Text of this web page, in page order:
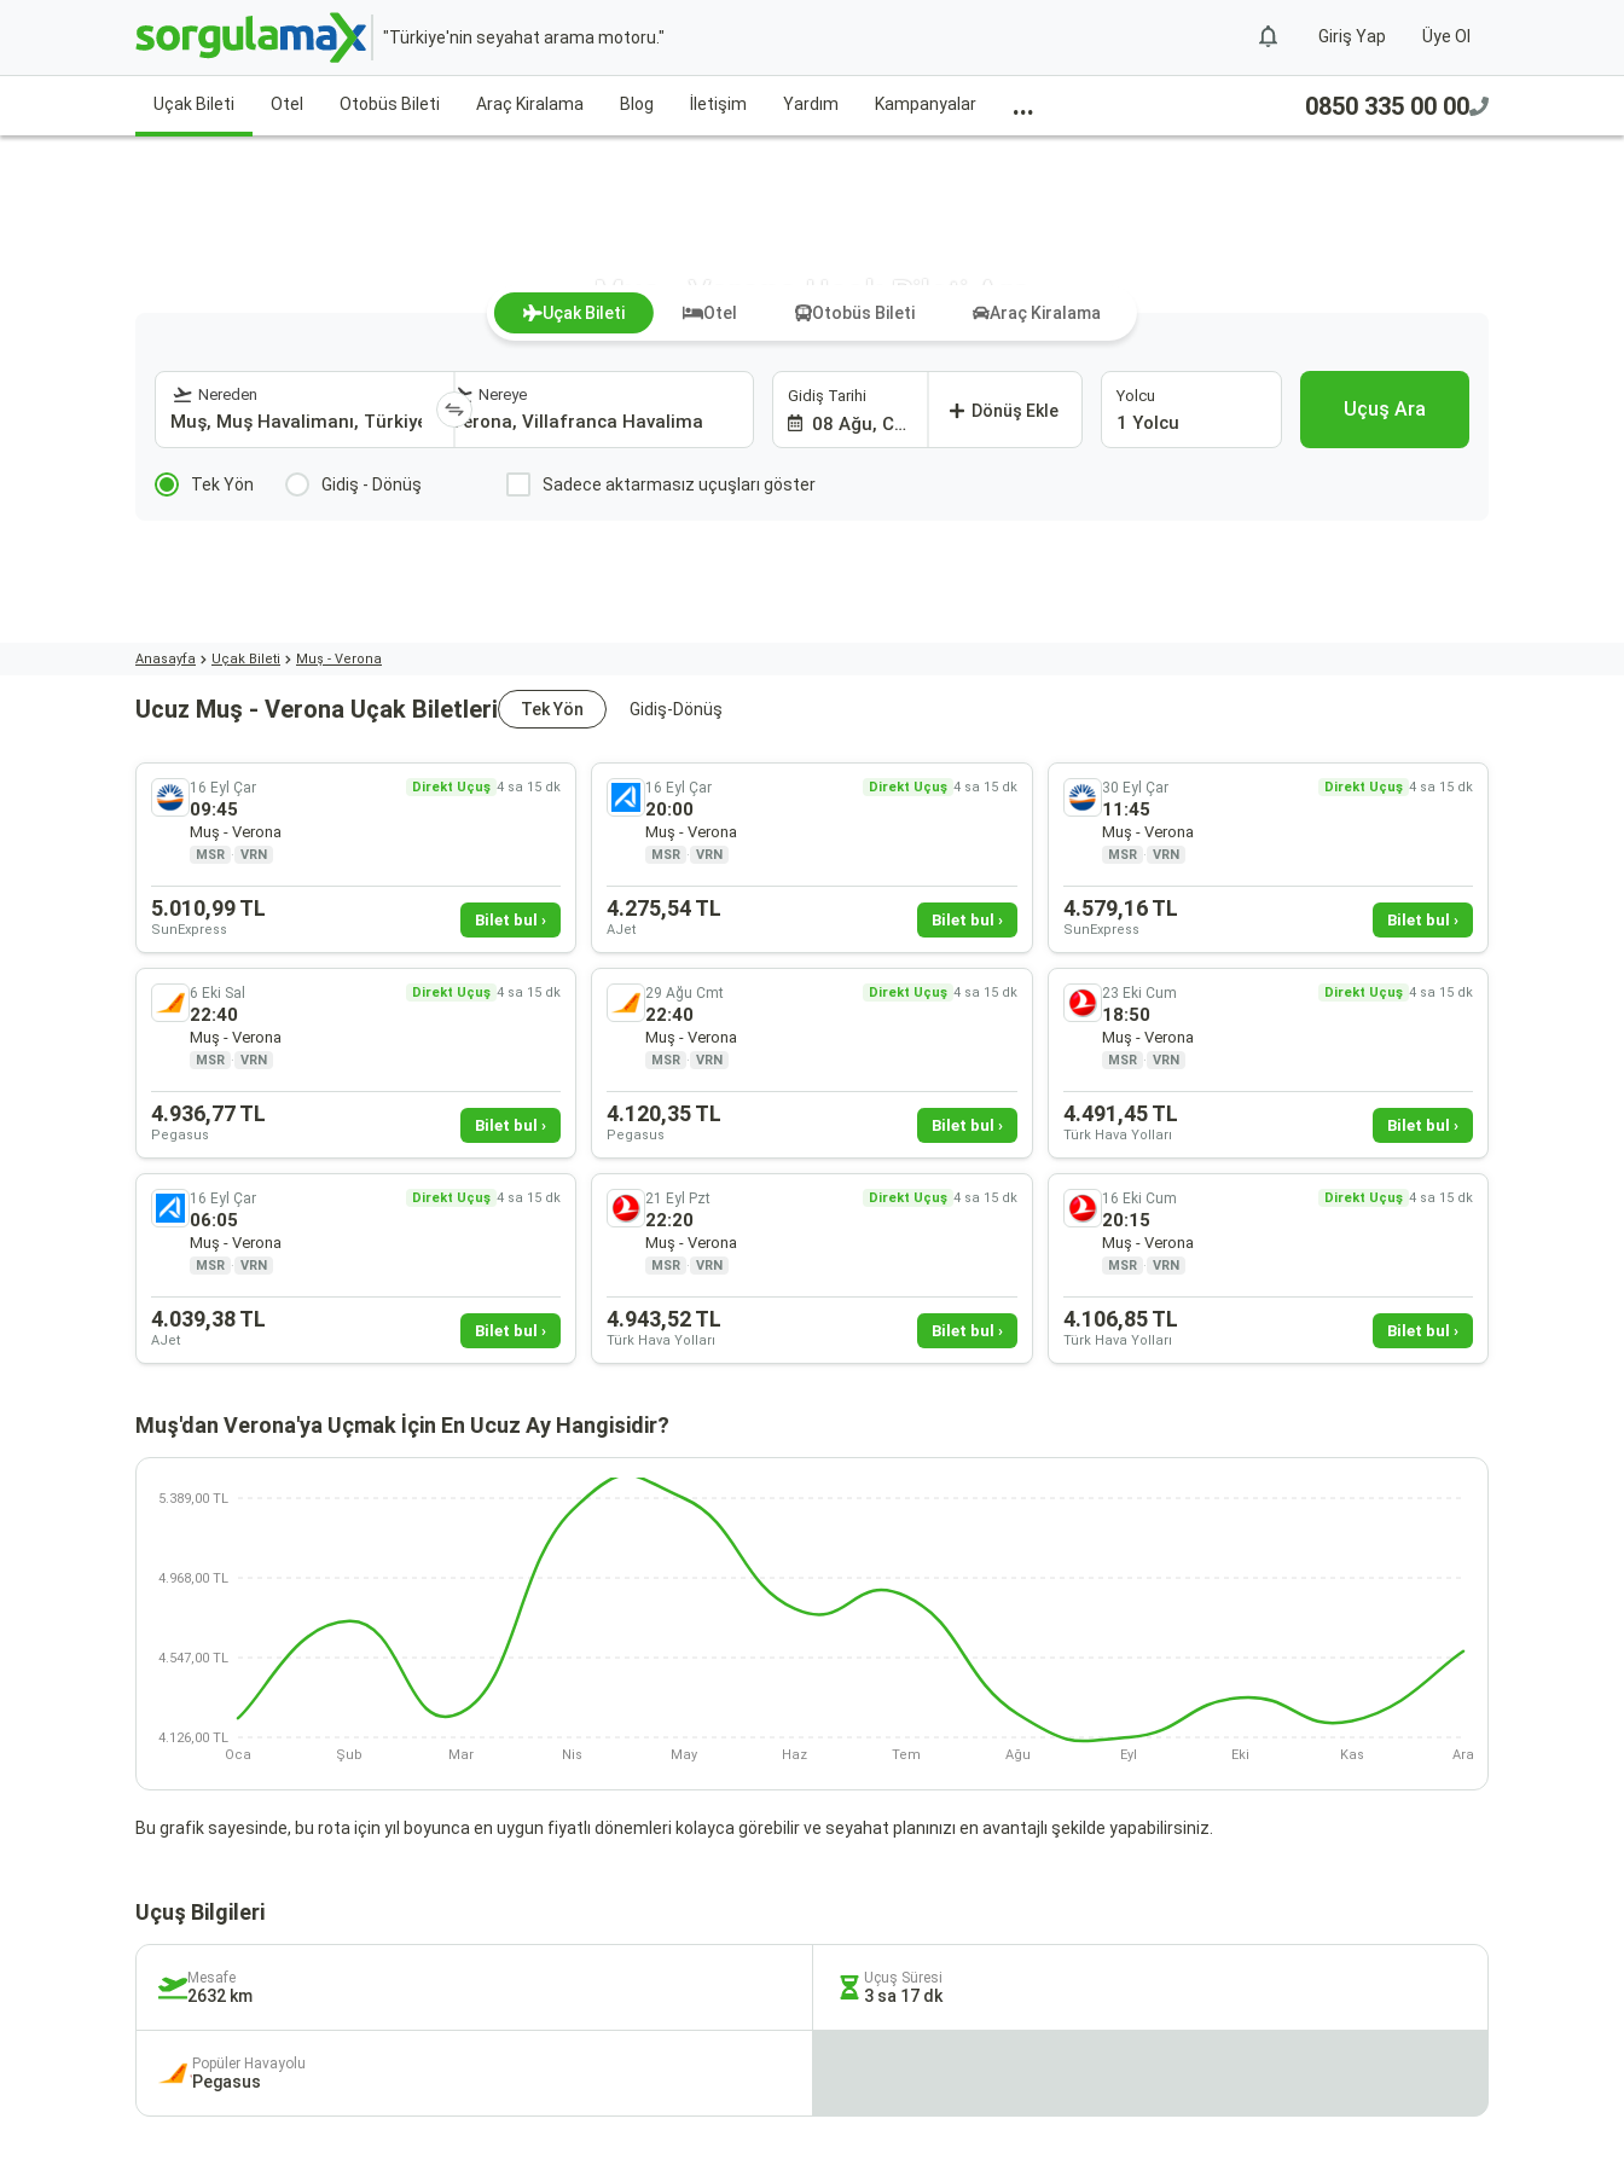
"Türkiye'nin seyahat arama motoru." Giriş Yap Üye Ol
Uçak Bileti Otel Otobüs Bileti Araç Kiralama Blog İletişim Yardım Kampanyalar ... 0850 335 00 00
Muş - Verona Uçak Bileti Ara
Uçak Bileti Otel Otobüs Bileti Araç Kiralama
Nereden Nereye Gidiş Tarihi
08 Ağu, Cmt
Dönüş Ekle
Yolcu
1 Yolcu
Uçuş Ara
Tek Yön Gidiş - Dönüş Sadece aktarmasız uçuşları göster
Anasayfa Uçak Bileti Muş - Verona
Ucuz Muş - Verona Uçak Biletleri Tek Yön Gidiş-Dönüş
16 Eyl Çar Direkt Uçuş 4 sa 15 dk
09:45
Muş - Verona
MSR · VRN
5.010,99 TL
SunExpress
Bilet bul ›
16 Eyl Çar Direkt Uçuş 4 sa 15 dk
20:00
Muş - Verona
MSR · VRN
4.275,54 TL
AJet
Bilet bul ›
30 Eyl Çar Direkt Uçuş 4 sa 15 dk
11:45
Muş - Verona
MSR · VRN
4.579,16 TL
SunExpress
Bilet bul ›
6 Eki Sal Direkt Uçuş 4 sa 15 dk
22:40
Muş - Verona
MSR · VRN
4.936,77 TL
Pegasus
Bilet bul ›
29 Ağu Cmt Direkt Uçuş 4 sa 15 dk
22:40
Muş - Verona
MSR · VRN
4.120,35 TL
Pegasus
Bilet bul ›
23 Eki Cum Direkt Uçuş 4 sa 15 dk
18:50
Muş - Verona
MSR · VRN
4.491,45 TL
Türk Hava Yolları
Bilet bul ›
16 Eyl Çar Direkt Uçuş 4 sa 15 dk
06:05
Muş - Verona
MSR · VRN
4.039,38 TL
AJet
Bilet bul ›
21 Eyl Pzt Direkt Uçuş 4 sa 15 dk
22:20
Muş - Verona
MSR · VRN
4.943,52 TL
Türk Hava Yolları
Bilet bul ›
16 Eki Cum Direkt Uçuş 4 sa 15 dk
20:15
Muş - Verona
MSR · VRN
4.106,85 TL
Türk Hava Yolları
Bilet bul ›
Muş'dan Verona'ya Uçmak İçin En Ucuz Ay Hangisidir?
5.389,00 TL
4.968,00 TL
4.547,00 TL
4.126,00 TL
Oca
Şub Mar Nis May Haz Tem Ağu Eyl Eki Kas Ara
Bu grafik sayesinde, bu rota için yıl boyunca en uygun fiyatlı dönemleri kolayca görebilir ve seyahat planınızı en avantajlı şekilde yapabilirsiniz.
Uçuş Bilgileri
Mesafe
2632 km
Uçuş Süresi
3 sa 17 dk
Popüler Havayolu
Pegasus